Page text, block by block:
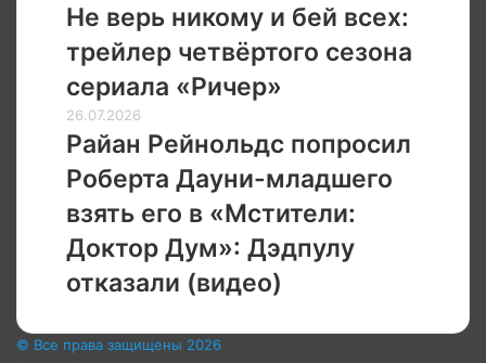
выхода
четвёртого
сезона
верь
никому
и
бей
всех:
трейлер
четвёртого
сезона
сериала
«Ричер»
Не верь никому и бей всех:
трейлер четвёртого сезона
сериала «Ричер»
Райан
Рейнольдс
попросил
Роберта
Дауни-
младшего
взять
в
Доктор
26.07.2026
Райан Рейнольдс попросил
Роберта Дауни-младшего
взять его в «Мстители:
Доктор Дум»: Дэдпулу
отказали (видео)
© Все права защищены 2026